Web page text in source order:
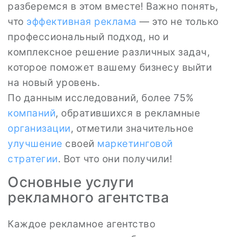
разберемся в этом вместе! Важно понять,
что эффективная реклама — это не только
профессиональный подход, но и
комплексное решение различных задач,
которое поможет вашему бизнесу выйти
на новый уровень.
По данным исследований, более 75%
компаний, обратившихся в рекламные
организации, отметили значительное
улучшение своей маркетинговой
стратегии. Вот что они получили!
Основные услуги
рекламного агентства
Каждое рекламное агентство